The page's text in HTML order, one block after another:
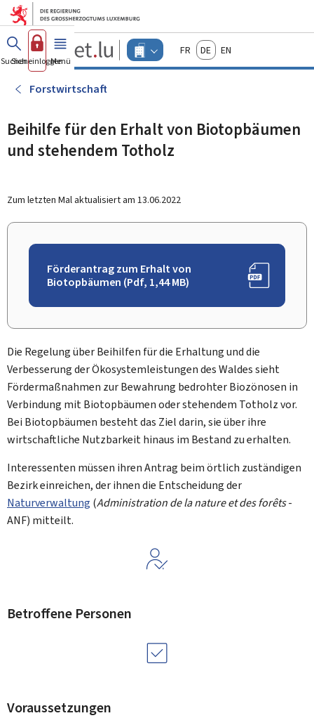
Zum Hauptmenü
Zum Inhalt
Guichet.lu
Changer
d'espace
actif
FrançaisDeutschEnglish
Suchen
Sich einloggen
Menü Haupt-
Forstwirtschaft
Beihilfe für den Erhalt von Biotopbäumen
und stehendem Totholz
Zum letzten Mal aktualisiert am 13.06.2022
Förderantrag zum Erhalt von
Biotopbäumen (Pdf, 1,44 MB)
Die Regelung über Beihilfen für die Erhaltung und die
Verbesserung der Ökosystemleistungen des Waldes sieht
Fördermaßnahmen zur Bewahrung bedrohter Biozönosen in
Verbindung mit Biotopbäumen oder stehendem Totholz vor.
Bei Biotopbäumen besteht das Ziel darin, sie über ihre
wirtschaftliche Nutzbarkeit hinaus im Bestand zu erhalten.
Interessenten müssen ihren Antrag beim örtlich zuständigen
Bezirk einreichen, der ihnen die Entscheidung der
Naturverwaltung (Administration de la nature et des forêts-
ANF) mitteilt.
Betroffene Personen
Voraussetzungen